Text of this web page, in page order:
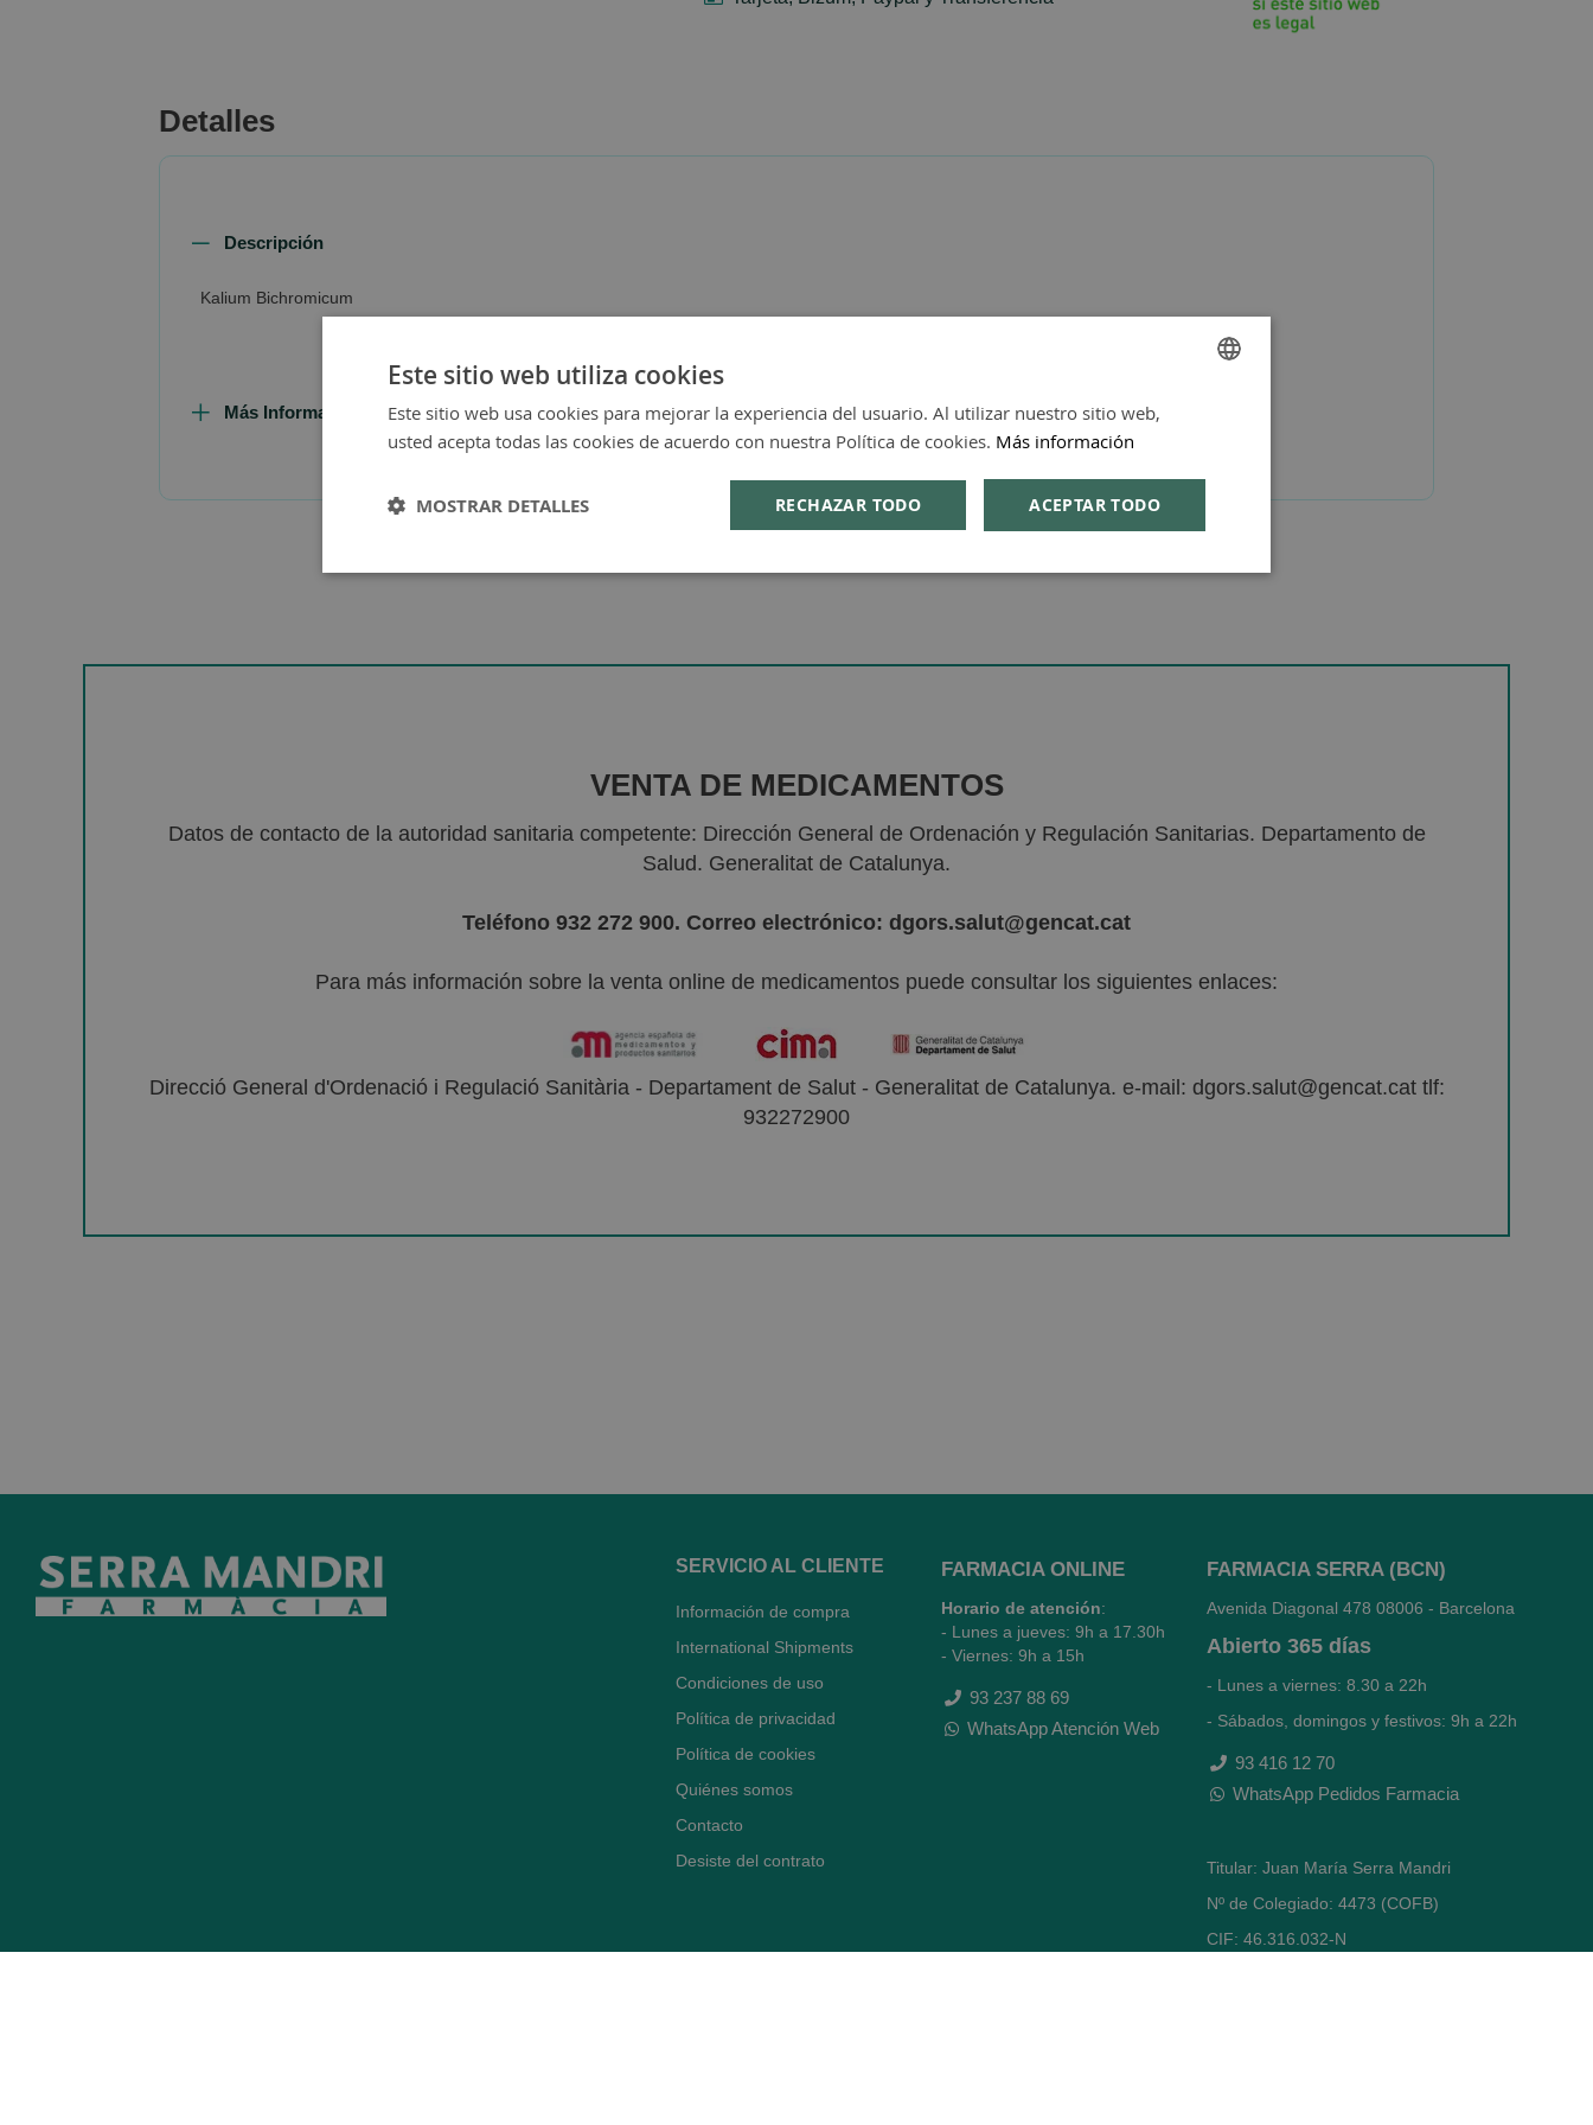
Detalles
Descripción
Kalium Bichromicum
Más Información
VENTA DE MEDICAMENTOS
Datos de contacto de la autoridad sanitaria competente: Dirección General de Ordenación y Regulación Sanitarias. Departamento de
Salud. Generalitat de Catalunya.
Teléfono 932 272 900. Correo electrónico: dgors.salut@gencat.cat
Para más información sobre la venta online de medicamentos puede consultar los siguientes enlaces:
Direcció General d'Ordenació i Regulació Sanitària - Departament de Salut - Generalitat de Catalunya. e-mail: dgors.salut@gencat.cat tlf:
932272900
SERVICIO AL CLIENTE
Información de compra
International Shipments
Condiciones de uso
Política de privacidad
Política de cookies
Quiénes somos
Contacto
Desiste del contrato
FARMACIA ONLINE
Horario de atención:
- Lunes a jueves: 9h a 17.30h
- Viernes: 9h a 15h
93 237 88 69
WhatsApp Atención Web
FARMACIA SERRA (BCN)
Avenida Diagonal 478 08006 - Barcelona
Abierto 365 días
- Lunes a viernes: 8.30 a 22h
- Sábados, domingos y festivos: 9h a 22h
93 416 12 70
WhatsApp Pedidos Farmacia
Titular: Juan María Serra Mandri
Nº de Colegiado: 4473 (COFB)
CIF: 46.316.032-N
Este sitio web utiliza cookies
Este sitio web usa cookies para mejorar la experiencia del usuario. Al utilizar nuestro sitio web,
usted acepta todas las cookies de acuerdo con nuestra Política de cookies. Más información
ACEPTAR TODO
RECHAZAR TODO
MOSTRAR DETALLES